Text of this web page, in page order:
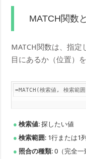
MATCH関数
MATCH関数は、指定
目にあるか（位置）
=MATCH(検索値, 検索範
検索値: 探したい値
検索範囲: 1行または1
照合の種類: 0（完全一